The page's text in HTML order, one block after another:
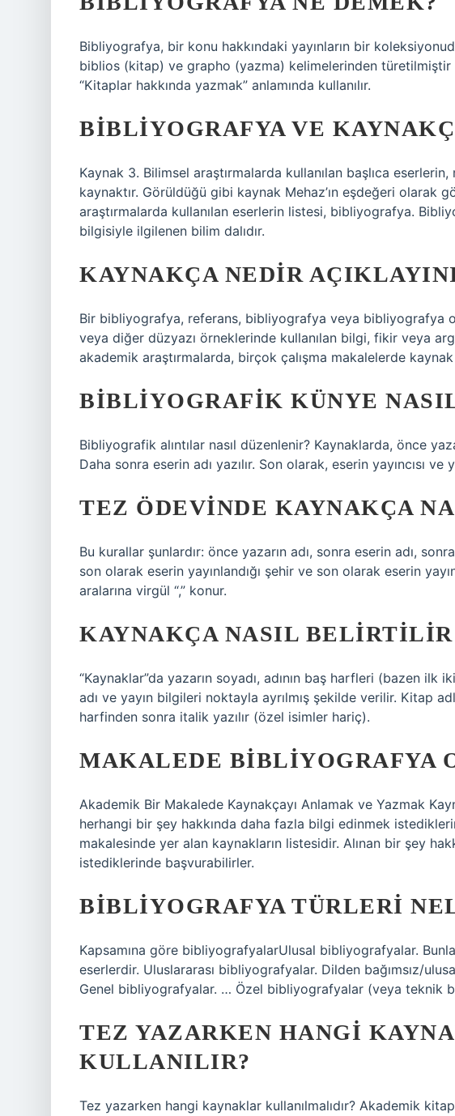
Bibliyografya, bir konu hakkındaki yayınların bir
biblios (kitap) ve grapho (yazma) kelimelerinden türetilmiştir
“Kitaplar hakkında yazmak” anlamında kullanılır.
BIBLIYOGRAFYA VE
Kaynak 3. Bilimsel araştırmalarda kullanılan başlıca
kaynaktır. Görüldüğü gibi kaynak Mehaz’ın eşdeğeri olarak
araştırmalarda kullanılan eserlerin listesi, bibliyografya.
bilgisiyle ilgilenen bilim dalıdır.
KAYNAKÇA NEDIR
Bir bibliyografya, referans, bibliyografya veya bibliyografya
veya diğer düzyazı örneklerinde kullanılan bilgi, fikir veya
akademik araştırmalarda, birçok çalışma makalelerde
BIBLIYOGRAFIK KÜNYE
Bibliyografik alıntılar nasıl düzenlenir? Kaynaklarda, önce
Daha sonra eserin adı yazılır. Son olarak, eserin yayıncısı ve
TEZ ÖDEVINDE KAYNAKÇA
Bu kurallar şunlardır: önce yazarın adı, sonra eserin adı,
son olarak eserin yayınlandığı şehir ve son olarak eserin
aralarına virgül “,” konur.
KAYNAKÇA NASIL BELIRTILIR
“Kaynaklar”da yazarın soyadı, adının baş harfleri (bazen ilk
adı ve yayın bilgileri noktayla ayrılmış şekilde verilir. Kitap
harfinden sonra italik yazılır (özel isimler hariç).
MAKALEDE BIBLIYOGRAFYA
Akademik Bir Makalede Kaynakçayı Anlamak ve Yazmak
herhangi bir şey hakkında daha fazla bilgi edinmek
makalesinde yer alan kaynakların listesidir. Alınan bir şey
istediklerinde başvurabilirler.
BIBLIYOGRAFYA TÜRLERI
Kapsamına göre bibliyografyalarUlusal bibliyografyalar.
eserlerdir. Uluslararası bibliyografyalar. Dilden bağımsız/
Genel bibliyografyalar. … Özel bibliyografyalar (veya teknik
TEZ YAZARKEN HANGI
KULLANILIR?
Tez yazarken hangi kaynaklar kullanılmalıdır? Akademik